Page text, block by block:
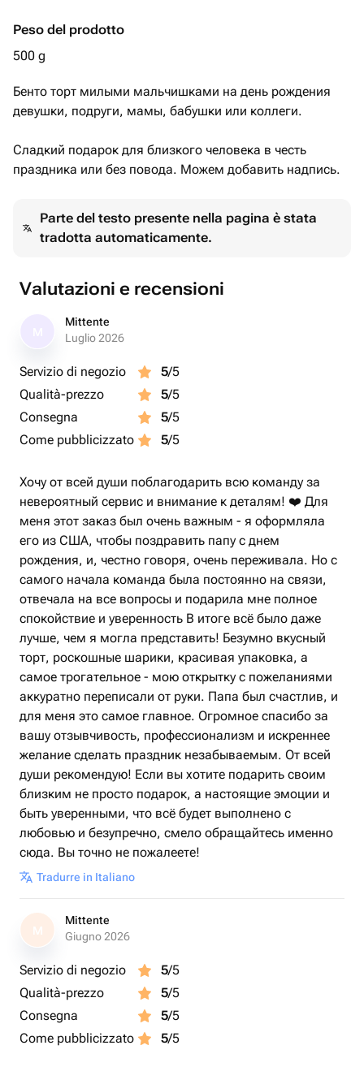
Peso del prodotto
500 g
￼Бенто торт милыми мальчишками на день рождения
девушки, подруги, мамы, бабушки или коллеги.
Сладкий подарок для близкого человека в честь
праздника или без повода. Можем добавить надпись.
Parte del testo presente nella pagina è stata
tradotta automaticamente.
Valutazioni e recensioni
Mittente
Luglio 2026
Servizio di negozio 5/5
Qualità-prezzo
5/5
Consegna
5/5
Come pubblicizzato
5/5
Хочу от всей души поблагодарить всю команду за
невероятный сервис и внимание к деталям! ❤️ Для
меня этот заказ был очень важным - я оформляла
его из США, чтобы поздравить папу с днем
рождения, и, честно говоря, очень переживала. Но с
самого начала команда была постоянно на связи,
отвечала на все вопросы и подарила мне полное
спокойствие и уверенность В итоге всё было даже
лучше, чем я могла представить! Безумно вкусный
торт, роскошные шарики, красивая упаковка, а
самое трогательное - мою открытку с пожеланиями
аккуратно переписали от руки. Папа был счастлив, и
для меня это самое главное. Огромное спасибо за
вашу отзывчивость, профессионализм и искреннее
желание сделать праздник незабываемым. От всей
души рекомендую! Если вы хотите подарить своим
близким не просто подарок, а настоящие эмоции и
быть уверенными, что всё будет выполнено с
любовью и безупречно, смело обращайтесь именно
сюда. Вы точно не пожалеете!
Tradurre in Italiano
M
Mittente
Giugno 2026
Servizio di negozio 5/5
Qualità-prezzo
5/5
Consegna
5/5
Come pubblicizzato
5/5